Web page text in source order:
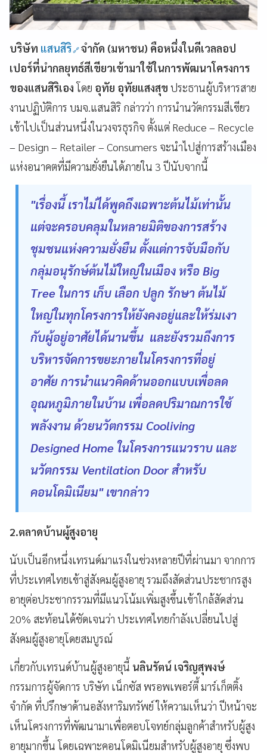
บริษัท แสนสิริ จำกัด (มหาชน) คือหนึ่งในดีเวลลอป
เปอร์ที่นำกลยุทธ์สีเขียวเข้ามาใช้ในการพัฒนาโครงการ
ของแสนสิริเอง โดย อุทัย อุทัยแสงสุข ประธานผู้บริหารสาย
งานปฏิบัติการ บมจ.แสนสิริ กล่าวว่า การนำนวัตกรรมสีเขียว
เข้าไปเป็นส่วนหนึ่งในวงจรธุรกิจ ตั้งแต่ Reduce – Recycle
– Design – Retailer – Consumers จะนำไปสู่การสร้างเมือง
แห่งอนาคตที่มีความยั่งยืนได้ภายใน 3 ปีนับจากนี้
"เรื่องนี้ เราไม่ได้พูดถึงเฉพาะต้นไม้เท่านั้น
แต่จะครอบคลุมในหลายมิติของการสร้าง
ชุมชนแห่งความยั่งยืน ตั้งแต่การจับมือกับ
กลุ่มอนุรักษ์ต้นไม้ใหญ่ในเมือง หรือ Big
Tree ในการ เก็บ เลือก ปลูก รักษา ต้นไม้
ใหญ่ในทุกโครงการให้ยังคงอยู่และให้ร่มเงา
กับผู้อยู่อาศัยได้นานขึ้น และยังรวมถึงการ
บริหารจัดการขยะภายในโครงการที่อยู่
อาศัย การนำแนวคิดด้านออกแบบเพื่อลด
อุณหภูมิภายในบ้าน เพื่อลดปริมาณการใช้
พลังงาน ด้วยนวัตกรรม Cooliving
Designed Home ในโครงการแนวราบ และ
นวัตกรรม Ventilation Door สำหรับ
คอนโดมิเนียม" เขากล่าว
2.ตลาดบ้านผู้สูงอายุ
นับเป็นอีกหนึ่งเทรนด์มาแรงในช่วงหลายปีที่ผ่านมา จากการ
ที่ประเทศไทยเข้าสู่สังคมผู้สูงอายุ รวมถึงสัดส่วนประชากรสูง
อายุต่อประชากรรวมที่มีแนวโน้มเพิ่มสูงขึ้นเข้าใกล้สัดส่วน
20% สะท้อนได้ชัดเจนว่า ประเทศไทยกำลังเปลี่ยนไปสู่
สังคมผู้สูงอายุโดยสมบูรณ์
เกี่ยวกับเทรนด์บ้านผู้สูงอายุนี้ นลินรัตน์ เจริญสุพงษ์
กรรมการผู้จัดการ บริษัท เน็กซัสพรอพเพอร์ตี้มาร์เก็ตติ้ง
จำกัด ที่ปรึกษาด้านอสังหาริมทรัพย์ ให้ความเห็นว่า ปีหน้าจะ
เห็นโครงการที่พัฒนามาเพื่อตอบโจทย์กลุ่มลูกค้าสำหรับผู้สูง
อายุมากขึ้น โดยเฉพาะคอนโดมิเนียมสำหรับผู้สูงอายุ ซึ่งพบ